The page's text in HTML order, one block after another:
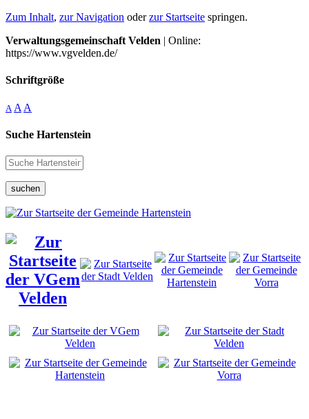
Zum Inhalt, zur Navigation oderzur Startseite springen.
Verwaltungsgemeinschaft Velden | Online:
https://www.vgvelden.de/
Schriftgröße
A A A
Suche Hartenstein
suchen